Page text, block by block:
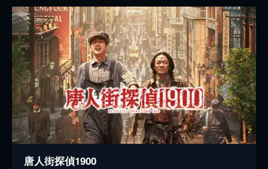
唐人街探偵1900